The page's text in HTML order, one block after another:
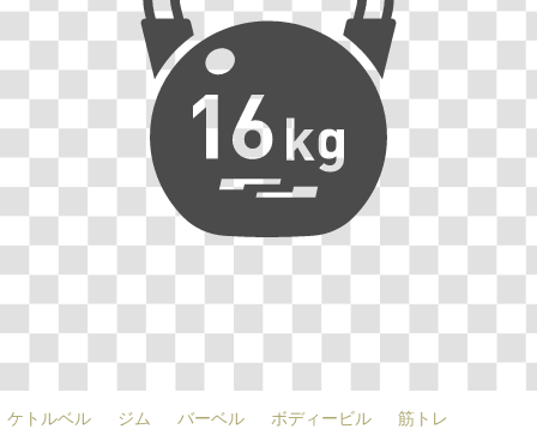
ケトルベル ジム バーベル ボディービル
筋トレ